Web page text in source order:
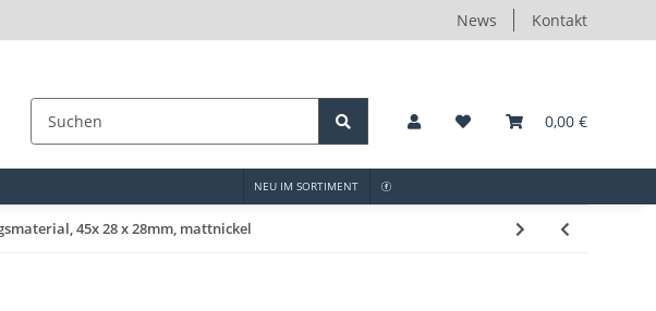
News Kontakt
0,00 €
NEU IM SORTIMENT
45x 28 x 28mm, mattnickel